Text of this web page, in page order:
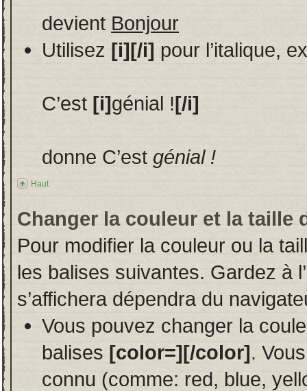
devient Bonjour
Utilisez [i][/i] pour l’italique,
C’est [i]génial ![/i]
donne C’est génial !
Haut
Changer la couleur et la taille
Pour modifier la couleur ou la
les balises suivantes. Gardez à
s’affichera dépendra du
Vous pouvez changer la
balises [color=][/color].
connu (comme: red, blue,